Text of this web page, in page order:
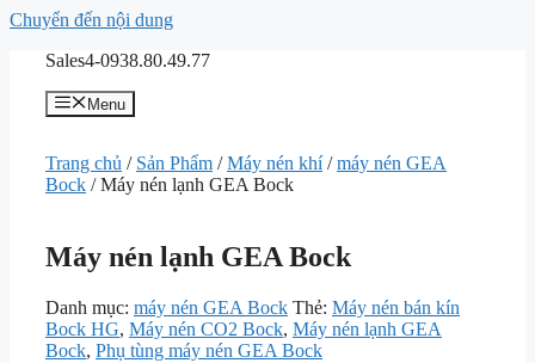
Chuyển đến nội dung
Sales4-0938.80.49.77
Menu
Trang chủ / Sản Phẩm /Máy nén khí/máy nén GEA
Bock / Máy nén lạnh GEA Bock
Máy nén lạnh GEA Bock
Danh mục: máy nén GEA Bock Thẻ: Máy nén bán kín
Bock HG, Máy nén CO2 Bock, Máy nén lạnh GEA
Bock, Phụ tùng máy nén GEA Bock